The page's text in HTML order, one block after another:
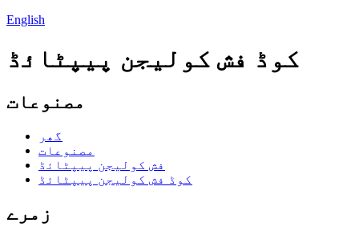
English
کوڈ فش کولیجن پیپٹائڈ
مصنوعات
گھر
مصنوعات
فش کولیجن پیپٹائڈ
کوڈ فش کولیجن پیپٹائڈ
زمرے